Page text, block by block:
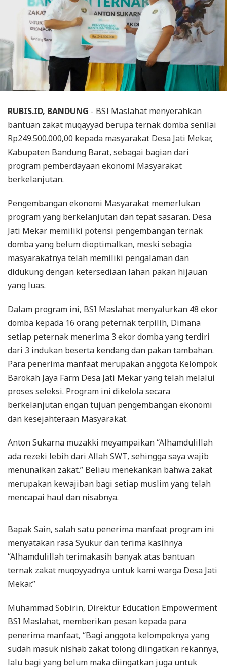
RUBIS.ID, BANDUNG - BSI Maslahat menyerahkan
bantuan zakat muqayyad berupa ternak domba senilai
Rp249.500.000,00 kepada masyarakat Desa Jati Mekar,
Kabupaten Bandung Barat, sebagai bagian dari
program pemberdayaan ekonomi Masyarakat
berkelanjutan.
Pengembangan ekonomi Masyarakat memerlukan
program yang berkelanjutan dan tepat sasaran. Desa
Jati Mekar memiliki potensi pengembangan ternak
domba yang belum dioptimalkan, meski sebagia
masyarakatnya telah memiliki pengalaman dan
didukung dengan ketersediaan lahan pakan hijauan
yang luas.
Dalam program ini, BSI Maslahat menyalurkan 48 ekor
domba kepada 16 orang peternak terpilih, Dimana
setiap peternak menerima 3 ekor domba yang terdiri
dari 3 indukan beserta kendang dan pakan tambahan.
Para penerima manfaat merupakan anggota Kelompok
Barokah Jaya Farm Desa Jati Mekar yang telah melalui
proses seleksi. Program ini dikelola secara
berkelanjutan engan tujuan pengembangan ekonomi
dan kesejahteraan Masyarakat.
Anton Sukarna muzakki meyampaikan “Alhamdulillah
ada rezeki lebih dari Allah SWT, sehingga saya wajib
menunaikan zakat.” Beliau menekankan bahwa zakat
merupakan kewajiban bagi setiap muslim yang telah
mencapai haul dan nisabnya.
Bapak Sain, salah satu penerima manfaat program ini
menyatakan rasa Syukur dan terima kasihnya
“Alhamdulillah terimakasih banyak atas bantuan
ternak zakat muqoyyadnya untuk kami warga Desa Jati
Mekar.”
Muhammad Sobirin, Direktur Education Empowerment
BSI Maslahat, memberikan pesan kepada para
penerima manfaat, “Bagi anggota kelompoknya yang
sudah masuk nishab zakat tolong diingatkan rekannya,
lalu bagi yang belum maka diingatkan juga untuk